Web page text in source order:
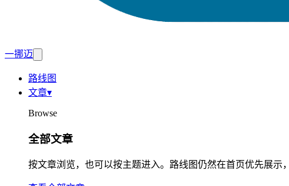
一挪迈
路线图
文章▾
Browse
全部文章
按文章浏览，也可以按主题进入。路线图仍然在首页优先展示